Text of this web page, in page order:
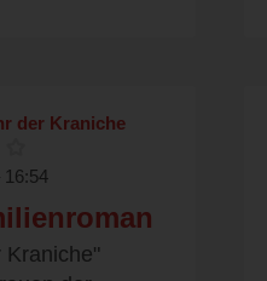
der Kraniche
16:54
Kraniche"